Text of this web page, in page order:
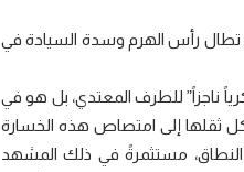
تطال رأس الهرم وسدة السيادة في
ناجزاً” للطرف المعتدي، بل هو في
ثقلها إلى امتصاص هذه الخسارة
مستثمرةً في ذلك المشهد